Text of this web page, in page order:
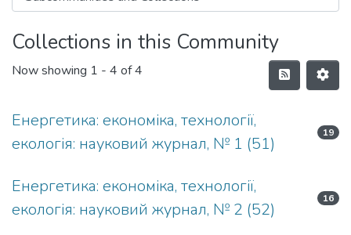
Collections in this Community
Now showing 1 - 4 of 4
Енергетика: економіка, технології,
екологія: науковий журнал, № 1 (51)
19
Енергетика: економіка, технології,
екологія: науковий журнал, № 2 (52)
16